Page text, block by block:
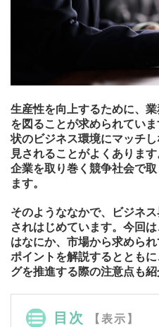
生産性を向上するために、
を図ることが求められてい
状のビジネス環境にマッチ
見されることがよくありま
企業を取り巻く競争社会で
ます。
そのようななかで、ビジネ
されはじめています。今回
はなにか、市場から求めら
ポイントを解説するととも
グを推進する際の注意点も紹
目次 【表示】